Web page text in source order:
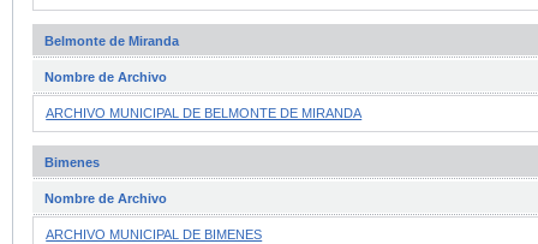
Belmonte de Miranda
Nombre de Archivo
ARCHIVO MUNICIPAL DE BELMONTE DE MIRANDA
Bimenes
Nombre de Archivo
ARCHIVO MUNICIPAL DE BIMENES